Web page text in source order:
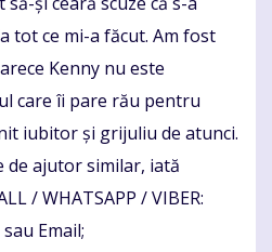
tot ce mi-a făcut. Am fost
Kenny nu este
care îi pare rău pentru
iubitor și grijuliu de atunci.
de ajutor similar, iată
/ WHATSAPP / VIBER:
Email;